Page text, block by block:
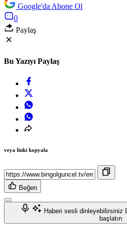
Google'da Abone Ol
0
Paylaş
Bu Yazıyı Paylaş
veya linki kopyala
Beğen
Haberi sesli dinleyebilirsiniz
başlatın